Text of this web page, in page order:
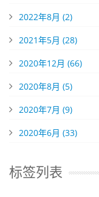
2022年8月 (2)
2021年5月 (28)
2020年12月 (66)
2020年8月 (5)
2020年7月 (9)
2020年6月 (33)
标签列表